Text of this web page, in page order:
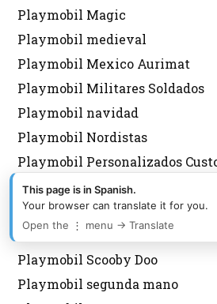
Playmobil Magic
Playmobil medieval
Playmobil Mexico Aurimat
Playmobil Militares Soldados
Playmobil navidad
Playmobil Nordistas
Playmobil Personalizados
Playmobil Princess
Playmobil Promocionales
Playmobil regreso al futuro
Playmobil Scooby Doo
Playmobil segunda mano
This page is in Spanish.
Your browser can translate it for you.
Open the ⋮ menu → Translate